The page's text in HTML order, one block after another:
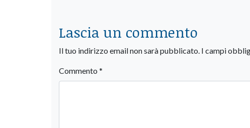
Lascia un commento
Il tuo indirizzo email non sarà pubblicato. I campi
Commento *